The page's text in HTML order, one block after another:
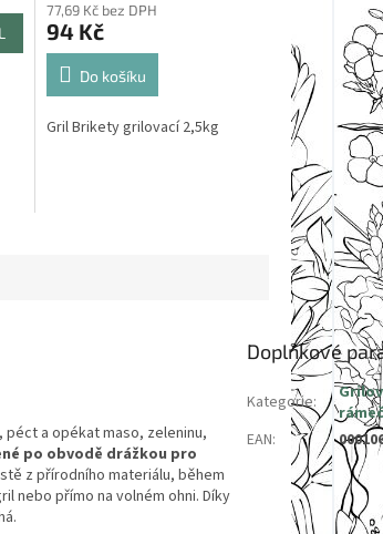
77,69 Kč bez DPH
94 Kč
Do košíku
Gril Brikety grilovací 2,5kg
péct a opékat maso, zeleninu,
po obvodě drážkou pro
z přírodního materiálu, během
nebo přímo na volném ohni. Díky
Doplňkové
Kategorie:
EAN: